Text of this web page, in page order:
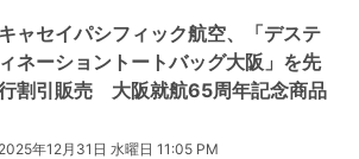
キャセイパシフィック航空、「デステ
ィネーショントートバッグ大阪」を先
割引販売 大阪就航65周年記念商品
2025年12月31日 水曜日 11:05 PM